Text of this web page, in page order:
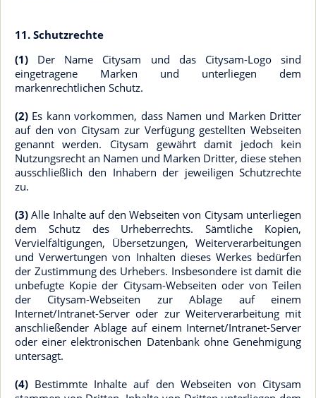
11. Schutzrechte
(1) Der Name Citysam und das Citysam-Logo sind
eingetragene Marken und unterliegen dem
markenrechtlichen Schutz.
(2) Es kann vorkommen, dass Namen und Marken Dritter
auf den von Citysam zur Verfügung gestellten Webseiten
genannt werden. Citysam gewährt damit jedoch kein
Nutzungsrecht an Namen und Marken Dritter, diese stehen
ausschließlich den Inhabern der jeweiligen Schutzrechte
zu.
(3) Alle Inhalte auf den Webseiten von Citysam unterliegen
dem Schutz des Urheberrechts. Sämtliche Kopien,
Vervielfältigungen, Übersetzungen, Weiterverarbeitungen
und Verwertungen von Inhalten dieses Werkes bedürfen
der Zustimmung des Urhebers. Insbesondere ist damit die
unbefugte Kopie der Citysam-Webseiten oder von Teilen
der Citysam-Webseiten zur Ablage auf einem
Internet/Intranet-Server oder zur Weiterverarbeitung mit
anschließender Ablage auf einem Internet/Intranet-Server
oder einer elektronischen Datenbank ohne Genehmigung
untersagt.
(4) Bestimmte Inhalte auf den Webseiten von Citysam